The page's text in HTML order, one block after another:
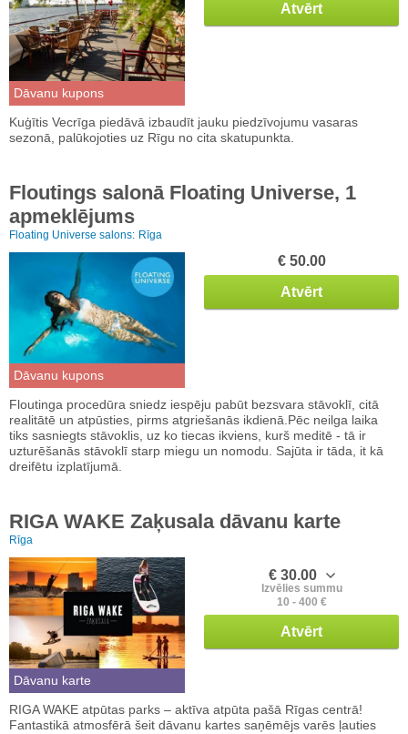
Dāvanu kupons
Atvērt
Kuģītis Vecrīga piedāvā izbaudīt jauku piedzīvojumu vasaras
sezonā, palūkojoties uz Rīgu no cita skatupunkta.
Floutings salonā Floating Universe, 1
apmeklējums
Floating Universe salons: Rīga
Dāvanu kupons
€ 50.00
Atvērt
Floutinga procedūra sniedz iespēju pabūt bezsvara stāvoklī, citā
realitātē un atpūsties, pirms atgriešanās ikdienā.Pēc neilga laika
tiks sasniegts stāvoklis, uz ko tiecas ikviens, kurš meditē - tā ir
uzturēšanās stāvoklī starp miegu un nomodu. Sajūta ir tāda, it kā
dreifētu izplatījumā.
RIGA WAKE Zaķusala dāvanu karte
Rīga
Dāvanu karte
€ 30.00
Izvēlies summu
10 - 400 €
Atvērt
RIGA WAKE atpūtas parks – aktīva atpūta pašā Rīgas centrā!
Fantastikā atmosfērā šeit dāvanu kartes saņēmējs varēs ļauties